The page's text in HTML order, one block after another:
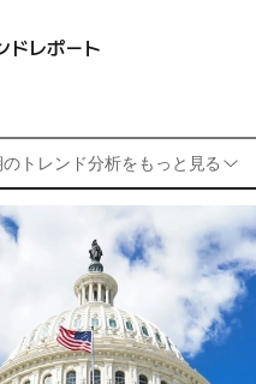
ドレポート
のトレンド分析をもっと見る